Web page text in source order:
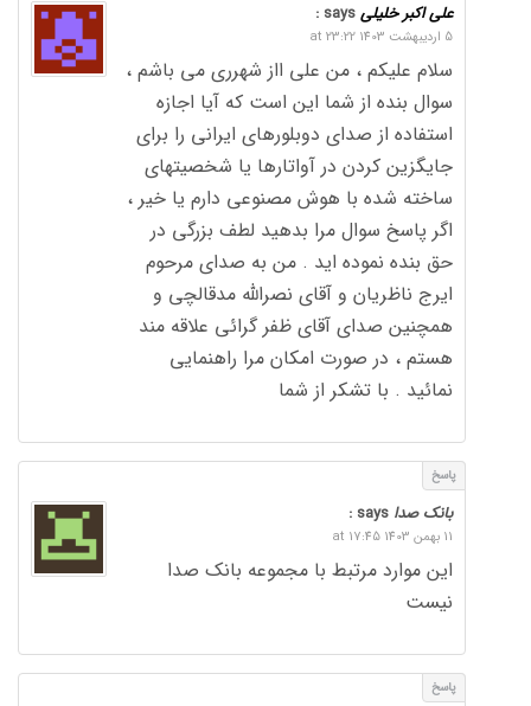
علی اکبر خلیلی
5 اردیبهشت 1403 at 23:22
سلام علیکم ، من علی ااز شهرری می باشم ،
سوال بنده از شما این است که آیا اجازه
استفاده از صدای دوبلورهای ایرانی را برای
جایگزین کردن در آواتارها یا شخصیتهای
ساخته شده با هوش مصنوعی دارم یا خیر ،
اگر پاسخ سوال مرا بدهید لطف بزرگی در
حق بنده نموده اید . من به صدای مرحوم
ایرج ناظریان و آقای نصرالله مدقالچی و
همچنین صدای آقای ظفر گرائی علاقه مند
هستم ، در صورت امکان مرا راهنمایی
نمائید . با تشکر از شما
بانک صدا
پاسخ
11 بهمن 1403 at 17:45
این موارد مرتبط با مجموعه بانک صدا
نیست
پاسخ